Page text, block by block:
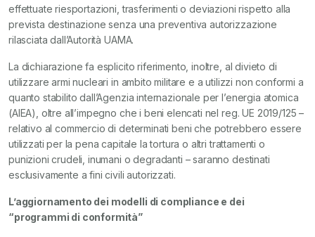
effettuate riesportazioni, trasferimenti o deviazioni rispetto alla
prevista destinazione senza una preventiva autorizzazione
rilasciata dall’Autorità UAMA.
La dichiarazione fa esplicito riferimento, inoltre, al divieto di
utilizzare armi nucleari in ambito militare e a utilizzi non conformi a
quanto stabilito dall’Agenzia internazionale per l’energia atomica
(AIEA), oltre all’impegno che i beni elencati nel reg. UE 2019/125 –
relativo al commercio di determinati beni che potrebbero essere
utilizzati per la pena capitale la tortura o altri trattamenti o
punizioni crudeli, inumani o degradanti – saranno destinati
esclusivamente a fini civili autorizzati.
L’aggiornamento dei modelli di compliance e dei
“programmi di conformità”